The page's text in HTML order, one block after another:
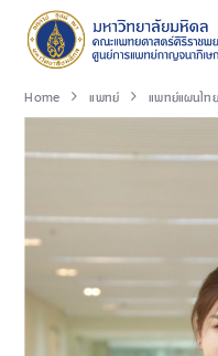
Home แพทย์ แพทย์แผนไท